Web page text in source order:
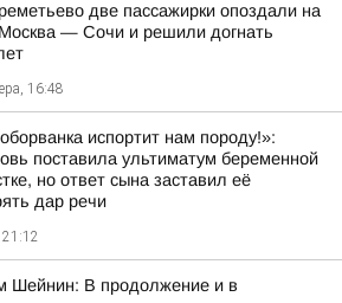
две пассажирки опоздали на
— Сочи и решили догнать
16:48
испортит нам породу!»:
поставила ультиматум беременной
но ответ сына заставил её
дар речи
21:12
Шейнин: В продолжение и в